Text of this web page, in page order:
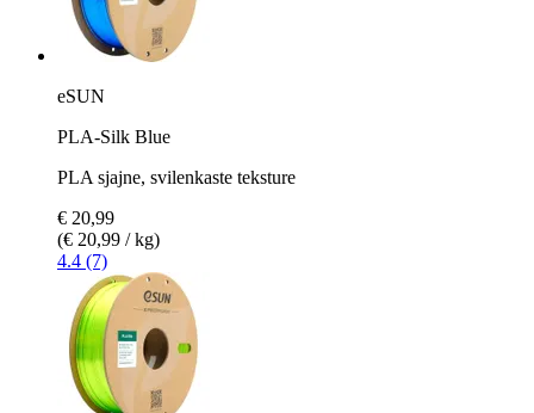
eSUN
PLA-Silk Blue
PLA sjajne, svilenkaste teksture
€ 20,99
(€ 20,99 / kg)
4.4 (7)